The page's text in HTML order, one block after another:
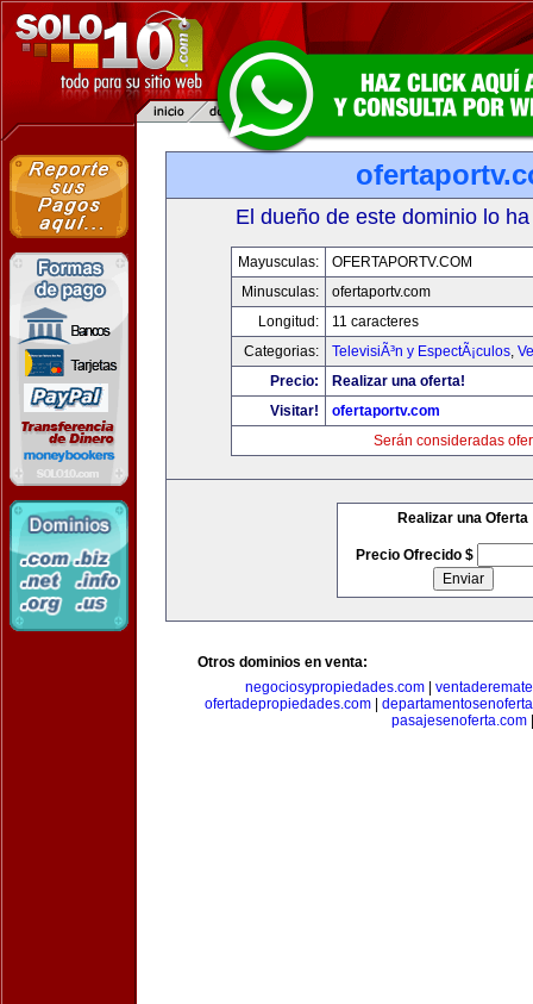
El dueño de este dominio lo
Mayusculas:
OFERTAPORTV.COM
Minusculas:
ofertaportv.com
Longitud:
11 caracteres
Categorias:
TelevisiÃ³n y EspectÃ¡culos,
Precio:
Realizar una oferta!
Visitar!
ofertaportv.com
Serán consideradas
Realizar una Oferta
Precio Ofrecido $
Otros dominios en venta:
negociosypropiedades.com
ofertadepropiedades.com
pasajesenoferta.com